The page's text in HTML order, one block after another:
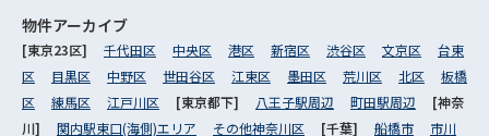
物件アーカイブ
[東京23区] 千代田区 中央区 港区 新宿区 渋谷区 文京区
台東
区
目黒区 中野区 世田谷区 江東区 墨田区 荒川区 北区
板橋
区
練馬区 江戸川区 [東京都下] 八王子駅周辺 町田駅周辺
[神奈
川] 関内駅東口(海側)エリア その他神奈川区 [千葉] 船橋市 市川